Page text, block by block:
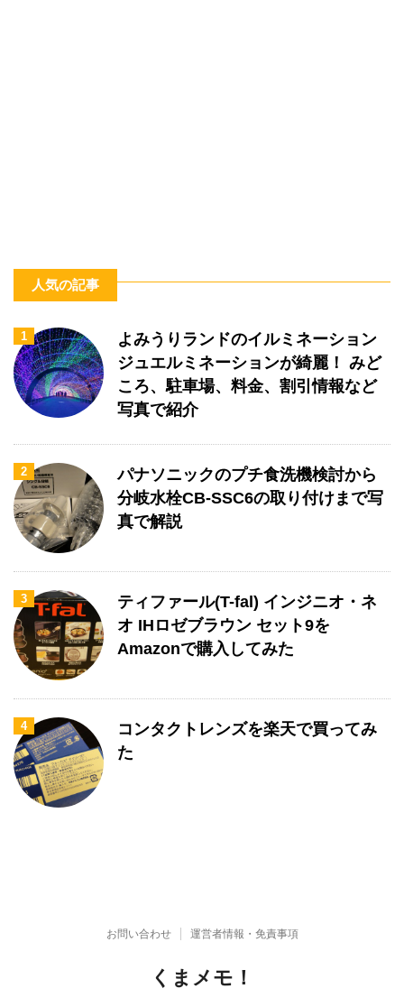
人気の記事
1
よみうりランドのイルミネーション
ジュエルミネーションが綺麗！ みど
ころ、駐車場、料金、割引情報など
写真で紹介
2
パナソニックのプチ食洗機検討から
分岐水栓CB-SSC6の取り付けまで写
真で解説
3
ティファール(T-fal) インジニオ・ネ
オ IHロゼブラウン セット9を
Amazonで購入してみた
4
コンタクトレンズを楽天で買ってみ
た
お問い合わせ 運営者情報・免責事項
くまメモ！